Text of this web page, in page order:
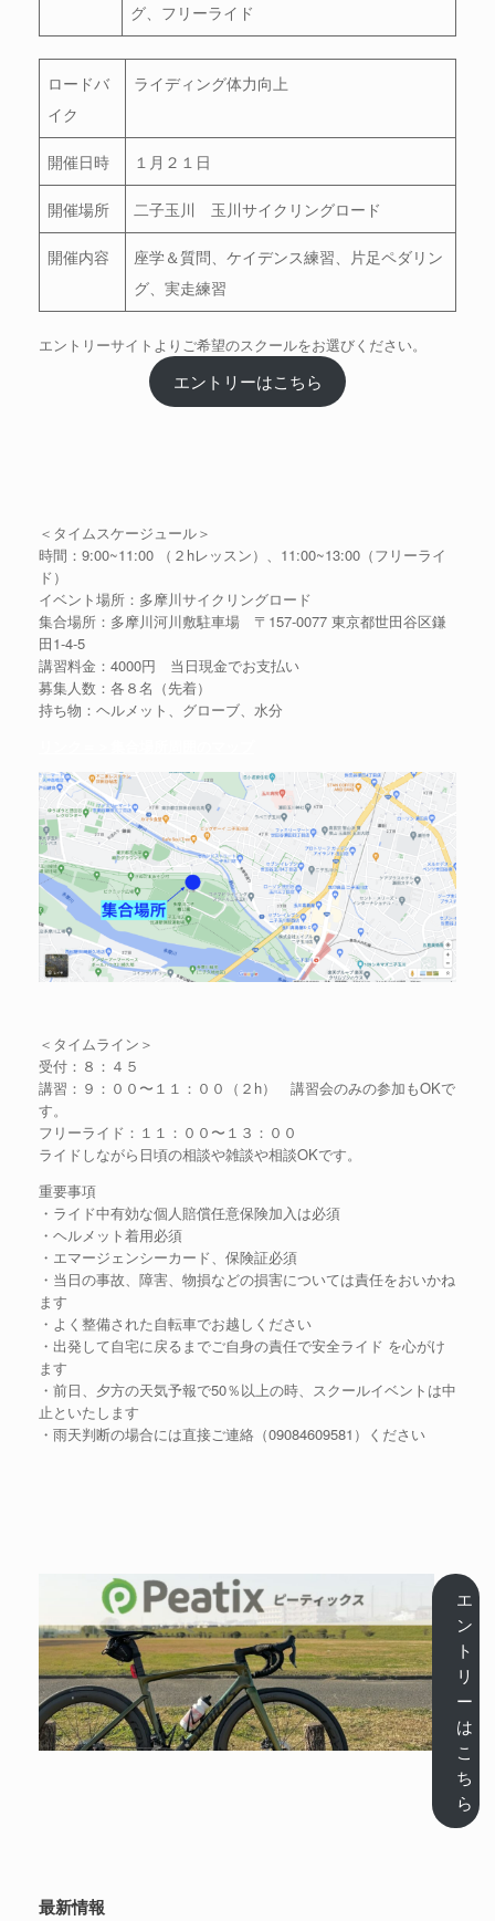
グ、フリーライド
ロードバ
イク
ライディング体力向上
開催日時 １月２１日
開催場所 二子玉川 玉川サイクリングロード
開催内容
座学＆質問、ケイデンス練習、片足ペダリン
グ、実走練習
エントリーサイトよりご希望のスクールをお選びください。
エントリーはこちら
＜タイムスケージュール＞
時間：9:00~11:00 （２hレッスン）、11:00~13:00（フリーライ
ド）
イベント場所：多摩川サイクリングロード
集合場所：多摩川河川敷駐車場 〒157-0077 東京都世田谷区鎌
田1-4-5
講習料金：4000円 当日現金でお支払い
募集人数：各８名（先着）
持ち物：ヘルメット、グローブ、水分
＜タイムライン＞
受付：８：４５
講習：９：００〜１１：００（２h） 講習会のみの参加もOKで
す。
フリーライド：１１：００〜１３：００
ライドしながら日頃の相談や雑談や相談OKです。
重要事項
・ライド中有効な個人賠償任意保険加入は必須
・ヘルメット着用必須
・エマージェンシーカード、保険証必須
・当日の事故、障害、物損などの損害については責任をおいかね
ます
・よく整備された自転車でお越しください
・出発して自宅に戻るまでご自身の責任で安全ライド を心がけ
ます
・前日、夕方の天気予報で50％以上の時、スクールイベントは中
止といたします
・雨天判断の場合には直接ご連絡（09084609581）ください
エ
ン
ト
リ
ー
は
こ
ち
ら
最新情報